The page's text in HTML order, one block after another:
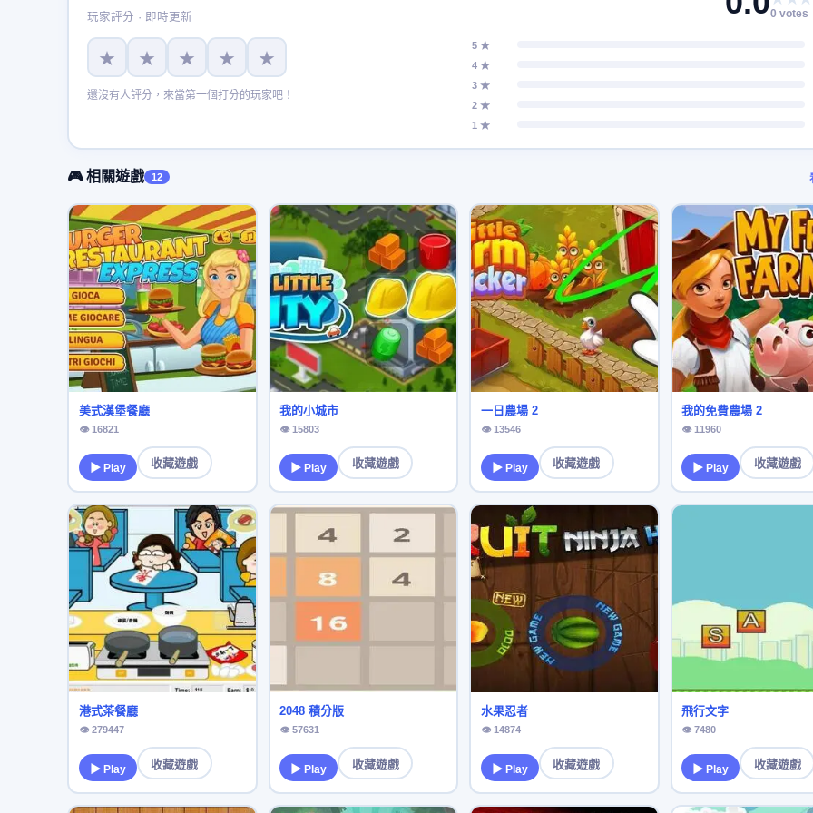
玩家評分 · 即時更新 0 votes
★ ★ ★ ★ ★
還沒有人評分，來當第一個打分的玩家吧！
5 ★
4 ★
3 ★
2 ★
1 ★
🎮 相關遊戲 12
美式漢堡餐廳
👁 16821
▶ Play 收藏遊戲
我的小城市
👁 15803
▶ Play 收藏遊戲
一日農場 2
👁 13546
▶ Play 收藏遊戲
我的免費農場 2
👁 11960
▶ Play 收藏遊戲
港式茶餐廳
👁 279447
▶ Play 收藏遊戲
2048 積分版
👁 57631
▶ Play 收藏遊戲
水果忍者
👁 14874
▶ Play 收藏遊戲
飛行文字
👁 7480
▶ Play 收藏遊戲